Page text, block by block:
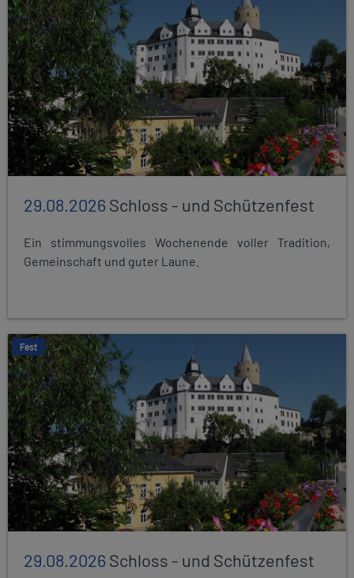
29.08.2026Schloss - und Schützenfest
Ein stimmungsvolles Wochenende voller Tradition,
Gemeinschaft und guter Laune.
Fest
29.08.2026Schloss - und Schützenfest